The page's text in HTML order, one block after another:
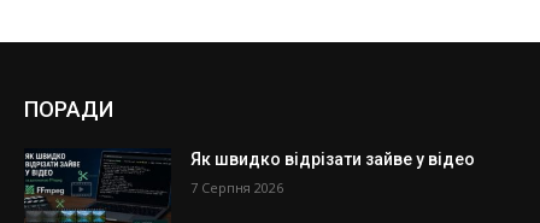
ПОРАДИ
Як швидко відрізати зайве у відео
7 Серпня 2026